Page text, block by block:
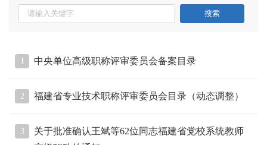
1 中央单位高级职称评审委员会备案目录
2 福建省专业技术职称评审委员会目录（动态调整）
3
关于批准确认王斌等62位同志福建省党校系统教师